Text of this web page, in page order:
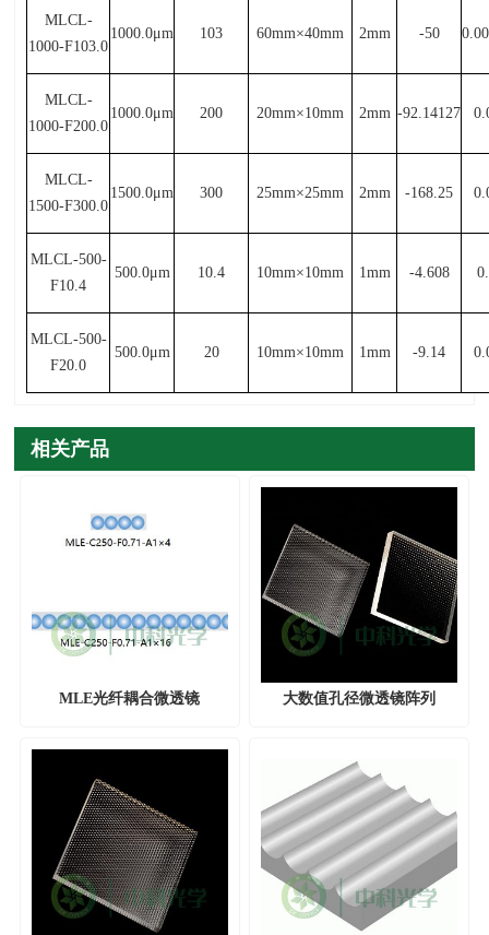
MLCL-
1000-F103.0
1000.0μm 103 60mm×40mm 2mm -50
MLCL-
1000-F200.0
1000.0μm 200 20mm×10mm 2mm -92.14127
MLCL-
1500-F300.0
1500.0μm 300 25mm×25mm 2mm -168.25
MLCL-500-
F10.4
500.0μm 10.4 10mm×10mm 1mm -4.608
MLCL-500-
F20.0
500.0μm 20 10mm×10mm 1mm -9.14
相关产品
MLE光纤耦合微透镜 大数值孔径微透镜阵列